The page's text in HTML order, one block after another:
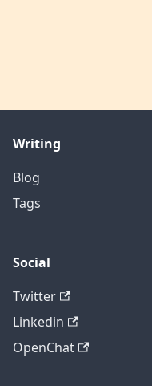
Writing
Blog
Tags
Social
Twitter
Linkedin
OpenChat